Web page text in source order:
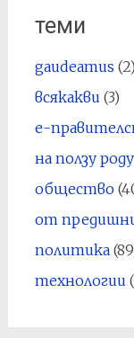
теми
gaudeamus (2)
всякакви (3)
е-
на ползу роду
общество
от
политика
технологии